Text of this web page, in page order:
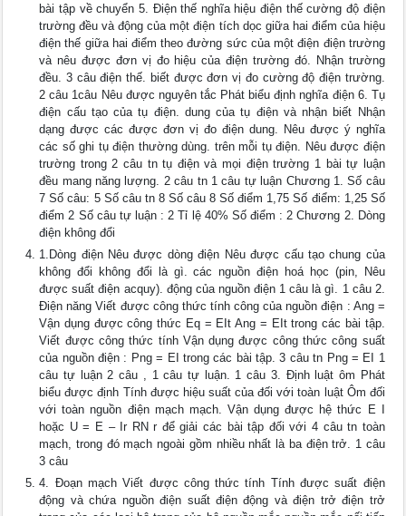
bài tập về chuyển 5. Điện thế nghĩa hiệu điện thế cường độ điện
trường đều và động của một điện tích dọc giữa hai điểm của hiệu
điện thế giữa hai điểm theo đường sức của một điện điện trường
và nêu được đơn vị đo hiệu của điện trường đó. Nhận trường
đều. 3 câu điện thế. biết được đơn vị đo cường độ điện trường.
2 câu 1câu Nêu được nguyên tắc Phát biểu định nghĩa điện 6. Tụ
điện cấu tạo của tụ điện. dung của tụ điện và nhận biết Nhận
dạng được các được đơn vị đo điện dung. Nêu được ý nghĩa
các số ghi tụ điện thường dùng. trên mỗi tụ điện. Nêu được điện
trường trong 2 câu tn tụ điện và mọi điện trường 1 bài tự luận
đều mang năng lượng. 2 câu tn 1 câu tự luận Chương 1. Số câu
7 Số câu: 5 Số câu tn 8 Số câu 8 Số điểm 1,75 Số điểm: 1,25 Số
điểm 2 Số câu tự luận : 2 Tỉ lệ 40% Số điểm : 2 Chương 2. Dòng
điện không đổi
1.Dòng điện Nêu được dòng điện Nêu được cấu tạo chung của
không đổi không đổi là gì. các nguồn điện hoá học (pin, Nêu
được suất điện acquy). động của nguồn điện 1 câu là gì. 1 câu 2.
Điện năng Viết được công thức tính công của nguồn điện : Ang =
Vận dụng được công thức Eq = EIt Ang = EIt trong các bài tập.
Viết được công thức tính Vận dụng được công thức công suất
của nguồn điện : Png = EI trong các bài tập. 3 câu tn Png = EI 1
câu tự luận 2 câu , 1 câu tự luận. 1 câu 3. Định luật ôm Phát
biểu được định Tính được hiệu suất của đối với toàn luật Ôm đối
với toàn nguồn điện mạch mạch. Vận dụng được hệ thức E I
hoặc U = E – Ir RN r để giải các bài tập đối với 4 câu tn toàn
mạch, trong đó mạch ngoài gồm nhiều nhất là ba điện trở. 1 câu
3 câu
4. Đoạn mạch Viết được công thức tính Tính được suất điện
động và chứa nguồn điện suất điện động và điện trở điện trở